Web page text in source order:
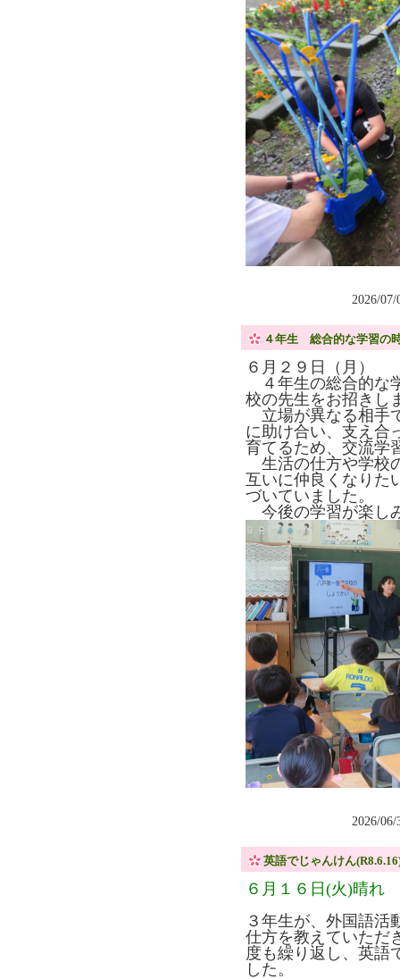
2026/
４年生 総合的な学習の
６月２９日（月）
４年生の総合的な
校の先生をお招きし
立場が異なる相手
に助け合い、支え合
育てるため、交流学
生活の仕方や学校
互いに仲良くなりた
づいていました。
今後の学習が楽し
2026/
英語でじゃんけん
６月１６日(火)晴れ
３年生が、外国語活
仕方を教えていただ
度も繰り返し、英語
した。